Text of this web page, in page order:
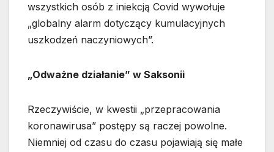
wszystkich osób z iniekcją Covid wywołuje
„globalny alarm dotyczący kumulacyjnych
uszkodzeń naczyniowych”.
„Odważne działanie” w Saksonii
Rzeczywiście, w kwestii „przepracowania
koronawirusa” postępy są raczej powolne.
Niemniej od czasu do czasu pojawiają się małe